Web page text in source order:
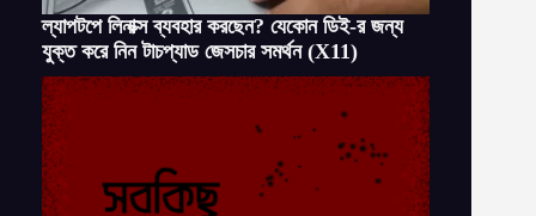
ল্যাপটপে লিনাক্স ব্যবহার করছেন? যেকোন ডিই-র জন্য
যুক্ত করে নিন টাচপ্যাড জেসচার সমর্থন (X11)